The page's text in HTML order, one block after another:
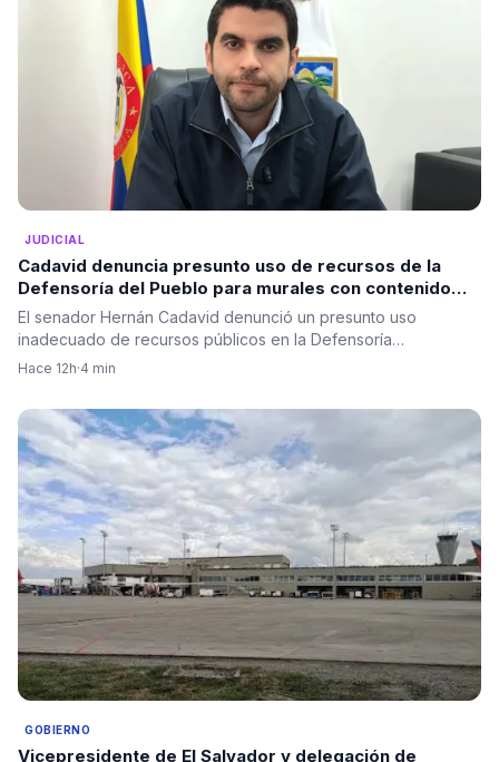
JUDICIAL
Cadavid denuncia presunto uso de recursos de la
Defensoría del Pueblo para murales con contenido
político
El senador Hernán Cadavid denunció un presunto uso
inadecuado de recursos públicos en la Defensoría…
Hace 12h·4 min
GOBIERNO
Vicepresidente de El Salvador y delegación de